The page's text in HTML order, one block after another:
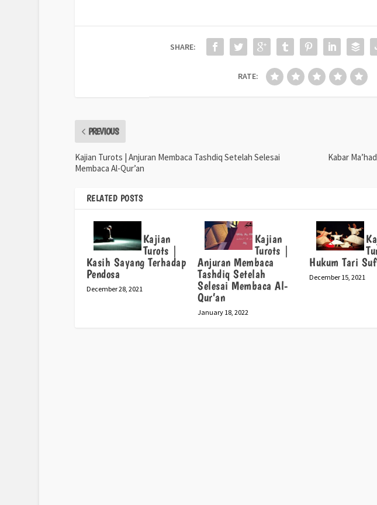
SHARE:
RATE:
PREVIOUS
Kajian Turots | Anjuran Membaca Tashdiq Setelah Selesai
Membaca Al-Qur’an
Kabar
RELATED POSTS
Kajian
Turots |
Kasih Sayang Terhadap
Pendosa
December 28, 2021
Kajian
Turots |
Anjuran Membaca
Tashdiq Setelah
Selesai Membaca Al-
Qur’an
January 18, 2022
Hukum Tari
December 15, 2021